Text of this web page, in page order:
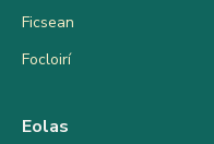
Ficsean
Focloirí
Eolas